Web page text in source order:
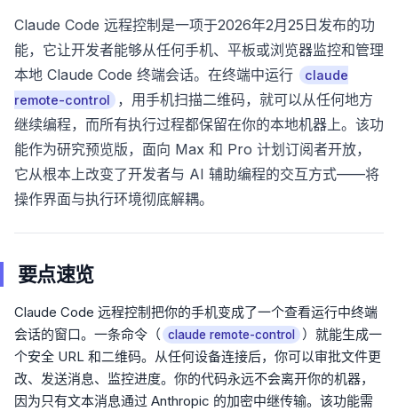
Claude Code 远程控制是一项于2026年2月25日发布的功
能，它让开发者能够从任何手机、平板或浏览器监控和管理
本地 Claude Code 终端会话。在终端中运行
claude
remote-control
，用手机扫描二维码，就可以从任何地方
继续编程，而所有执行过程都保留在你的本地机器上。该功
能作为研究预览版，面向 Max 和 Pro 计划订阅者开放，
它从根本上改变了开发者与 AI 辅助编程的交互方式——将
操作界面与执行环境彻底解耦。
要点速览
Claude Code 远程控制把你的手机变成了一个查看运行中终端
会话的窗口。一条命令（ claude remote-control
）就能生成一
个安全 URL 和二维码。从任何设备连接后，你可以审批文件更
改、发送消息、监控进度。你的代码永远不会离开你的机器，
因为只有文本消息通过 Anthropic 的加密中继传输。该功能需